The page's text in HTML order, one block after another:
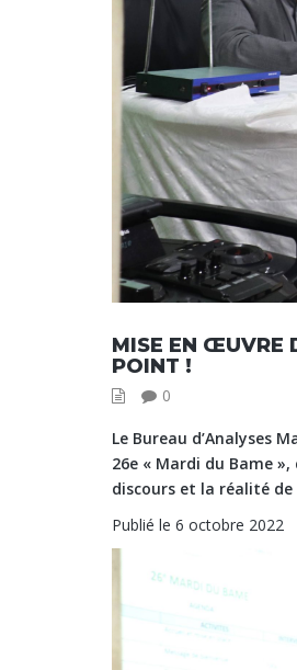
MISE EN ŒUVRE
POINT !
0
Le Bureau d’Analyses
26e « Mardi du Bame
discours et la réalité de
Publié le 6 octobre 2022